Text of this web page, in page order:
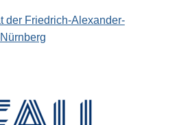
der Friedrich-Alexander-